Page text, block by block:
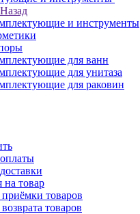
Назад
и инструменты
для ванн
для унитаза
для раковин
на товар
товаров
товаров